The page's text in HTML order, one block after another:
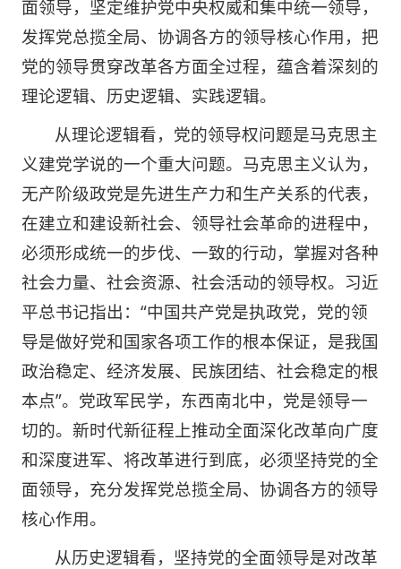
面领导，坚定维护党中央权威和集中统一领导，
发挥党总揽全局、协调各方的领导核心作用，把
党的领导贯穿改革各方面全过程，蕴含着深刻的
理论逻辑、历史逻辑、实践逻辑。
从理论逻辑看，党的领导权问题是马克思主
义建党学说的一个重大问题。马克思主义认为，
无产阶级政党是先进生产力和生产关系的代表，
在建立和建设新社会、领导社会革命的进程中，
必须形成统一的步伐、一致的行动，掌握对各种
社会力量、社会资源、社会活动的领导权。习近
平总书记指出：“中国共产党是执政党，党的领
导是做好党和国家各项工作的根本保证，是我国
政治稳定、经济发展、民族团结、社会稳定的根
本点”。党政军民学，东西南北中，党是领导一
切的。新时代新征程上推动全面深化改革向广度
和深度进军、将改革进行到底，必须坚持党的全
面领导，充分发挥党总揽全局、协调各方的领导
核心作用。
从历史逻辑看，坚持党的全面领导是对改革